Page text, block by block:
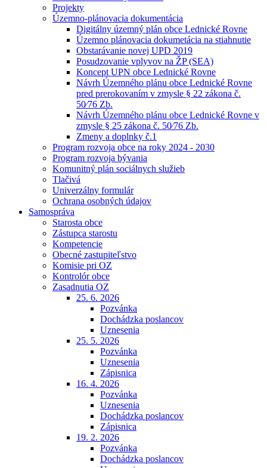
Projekty
Územno-plánovacia dokumentácia
Digitálny územný plán obce Lednické Rovne
Územno plánovacia dokumetácia na stiahnutie
Obstarávanie novej UPD 2019
Posudzovanie vplyvov na ŽP (SEA)
Koncept UPN obce Lednické Rovne
Návrh Územného plánu obce Lednické Rovne
pred prerokovaním v zmysle § 22 zákona č.
50⁄76 Zb.
Návrh Územného plánu obce Lednické Rovne v
zmysle § 25 zákona č. 50⁄76 Zb.
Zmeny a doplnky č.1
Program rozvoja obce na roky 2024 - 2030
Program rozvoja bývania
Komunitný plán sociálnych služieb
Tlačivá
Univerzálny formulár
Ochrana osobných údajov
Samospráva
Starosta obce
Zástupca starostu
Kompetencie
Obecné zastupiteľstvo
Komisie pri OZ
Kontrolór obce
Zasadnutia OZ
25. 6. 2026
Pozvánka
Dochádzka poslancov
Uznesenia
25. 5. 2026
Pozvánka
Uznesenia
Zápisnica
16. 4. 2026
Pozvánka
Uznesenia
Dochádzka poslancov
Zápisnica
19. 2. 2026
Pozvánka
Dochádzka poslancov